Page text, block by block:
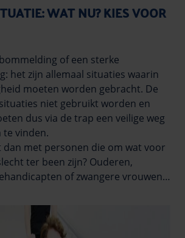
WAT NU? KIES VOOR
of een sterke
het zijn allemaal situaties waarin
moeten worden gebracht. De
niet gebruikt worden en
dus via de trap een veilige weg
te vinden.
dan met personen die om wat voor
ter been zijn? Ouderen,
of zwangere vrouwen…